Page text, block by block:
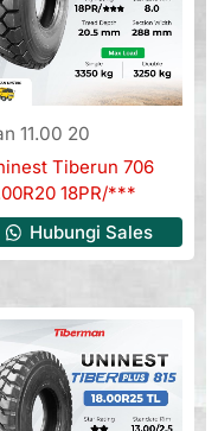
11.00 20
Tiberun 706
18PR/***
Hubungi Sales